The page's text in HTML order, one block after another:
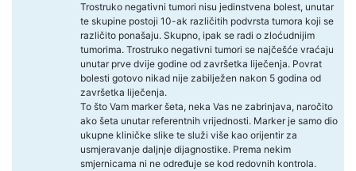
Trostruko negativni tumori nisu jedinstvena bolest, unutar
te skupine postoji 10-ak različitih podvrsta tumora koji se
različito ponašaju. Skupno, ipak se radi o zloćudnijim
tumorima. Trostruko negativni tumori se najčešće vraćaju
unutar prve dvije godine od završetka liječenja. Povrat
bolesti gotovo nikad nije zabilježen nakon 5 godina od
završetka liječenja.
To što Vam marker šeta, neka Vas ne zabrinjava, naročito
ako šeta unutar referentnih vrijednosti. Marker je samo dio
ukupne kliničke slike te služi više kao orijentir za
usmjeravanje daljnje dijagnostike. Prema nekim
smjernicama ni ne određuje se kod redovnih kontrola.